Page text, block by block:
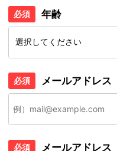
必須 年齢
必須 メールアドレス
必須 メールアドレス